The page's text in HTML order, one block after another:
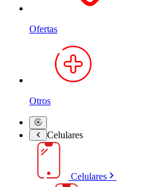
Ofertas
Otros
Celulares
Celulares